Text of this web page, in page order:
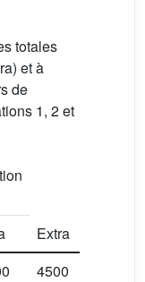
totales
et à
de
1, 2 et
Extra
4500